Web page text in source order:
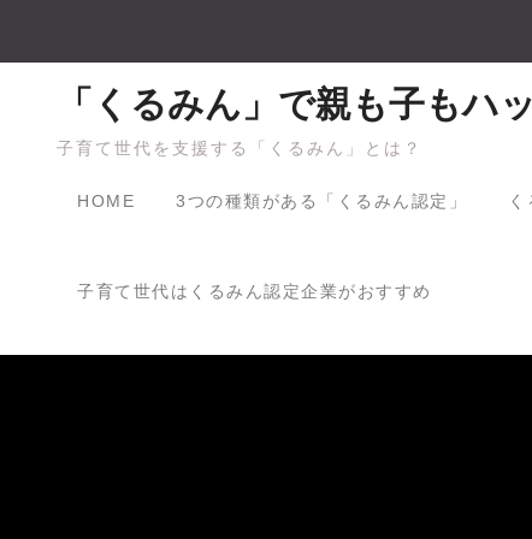
「くるみん」で親も子もハ
子育て世代を支援する「くるみん」とは？
HOME 3つの種類がある「くるみん認定」
子育て世代はくるみん認定企業がおすすめ